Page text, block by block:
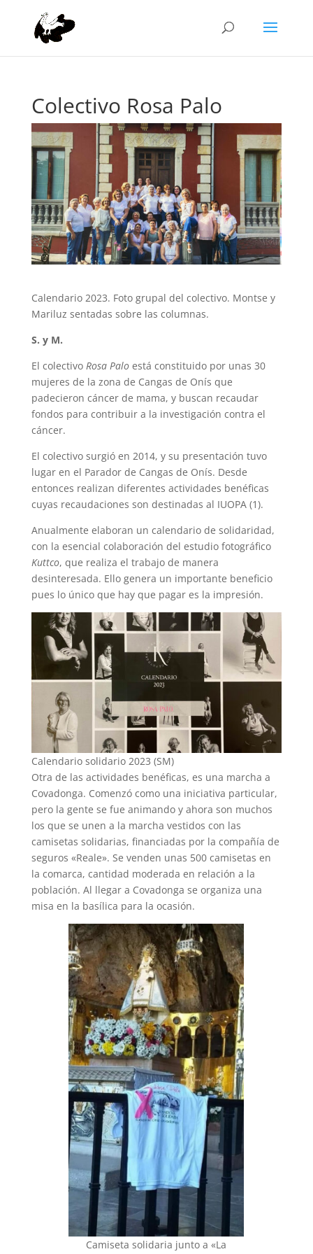
Colectivo Rosa Palo
Calendario 2023. Foto grupal del colectivo. Montse y
Mariluz sentadas sobre las columnas.
S. y M.
El colectivo Rosa Paloestá constituido por unas 30
mujeres de la zona de Cangas de Onís que
padecieron cáncer de mama, y buscan recaudar
fondos para contribuir a la investigación contra el
cáncer.
El colectivo surgió en 2014, y su presentación tuvo
lugar en el Parador de Cangas de Onís. Desde
entonces realizan diferentes actividades benéficas
cuyas recaudaciones son destinadas al IUOPA (1).
Anualmente elaboran un calendario de solidaridad,
con la esencial colaboración del estudio fotográfico
Kuttco, que realiza el trabajo de manera
desinteresada. Ello genera un importante beneficio
pues lo único que hay que pagar es la impresión.
Calendario solidario 2023 (SM)
Otra de las actividades benéficas, es una marcha a
Covadonga. Comenzó como una iniciativa particular,
pero la gente se fue animando y ahora son muchos
los que se unen a la marcha vestidos con las
camisetas solidarias, financiadas por la compañía de
seguros «Reale». Se venden unas 500 camisetas en
la comarca, cantidad moderada en relación a la
población. Al llegar a Covadonga se organiza una
misa en la basílica para la ocasión.
Camiseta solidaria junto a «La